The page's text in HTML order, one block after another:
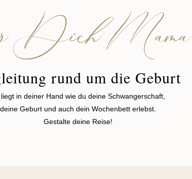
Dich Mama
rund um die Geburt
in deiner Hand wie du deine Schwangerschaft,
deine Geburt und auch dein Wochenbett erlebst.
Gestalte deine Reise!